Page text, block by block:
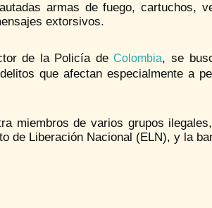
armas de fuego, cartuchos,
extorsivos.
de la Policía deColombia, se
que afectan especialmente a
miembros de varios grupos
de Liberación Nacional (ELN), y la